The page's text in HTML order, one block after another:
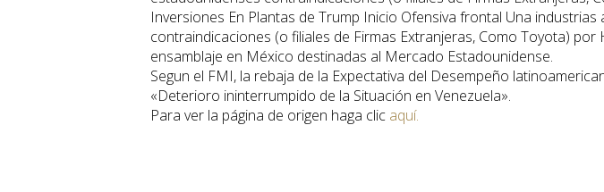
Inversiones En Plantas de Trump Inicio Ofensiva frontal Una
contraindicaciones (o filiales de Firmas Extranjeras, Como Toyota) por
ensamblaje en México destinadas al Mercado Estadounidense.
Segun el FMI, la rebaja de la Expectativa del Desempeño
«Deterioro ininterrumpido de la Situación en Venezuela».
Para ver la página de origen haga clic aquí.